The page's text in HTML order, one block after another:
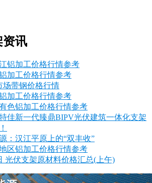
资讯
加工价格行情参考
场带钢价格行情
加工价格行情参考
色铝加工价格行情参考
佳新一代臻鼎BIPV光伏建筑一体化支架
：汉江平原上的“双丰收”
区铝加工价格行情参考
光伏支架原材料价格汇总(上午)